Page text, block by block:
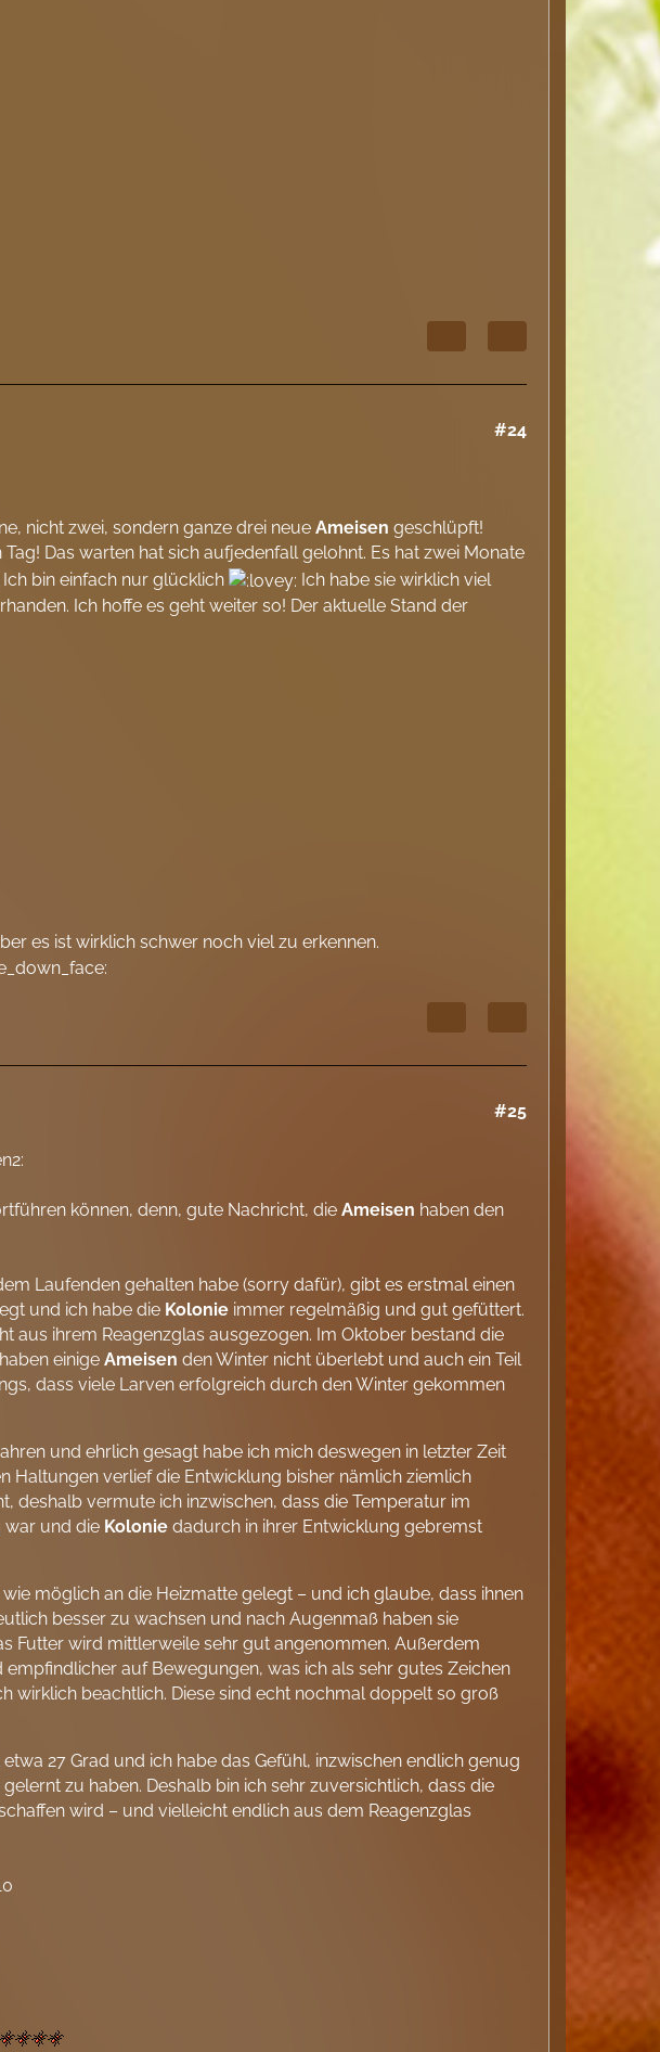
#24
nicht zwei, sondern ganze drei neueAmeisen geschlüpft!
Das warten hat sich aufjedenfall gelohnt. Es hat zwei Monate
bin einfach nur glücklich
Ich habe sie wirklich viel
Ich hoffe es geht weiter so! Der aktuelle Stand der
es ist wirklich schwer noch viel zu erkennen.
#25
können, denn, gute Nachricht, dieAmeisen haben den
Laufenden gehalten habe (sorry dafür), gibt es erstmal einen
und ich habe die Kolonie immer regelmäßig und gut gefüttert.
aus ihrem Reagenzglas ausgezogen. Im Oktober bestand die
einigeAmeisen den Winter nicht überlebt und auch ein Teil
dass viele Larven erfolgreich durch den Winter gekommen
und ehrlich gesagt habe ich mich deswegen in letzter Zeit
Haltungen verlief die Entwicklung bisher nämlich ziemlich
deshalb vermute ich inzwischen, dass die Temperatur im
war und die Kolonie dadurch in ihrer Entwicklung gebremst
möglich an die Heizmatte gelegt – und ich glaube, dass ihnen
besser zu wachsen und nach Augenmaß haben sie
Futter wird mittlerweile sehr gut angenommen. Außerdem
empfindlicher auf Bewegungen, was ich als sehr gutes Zeichen
wirklich beachtlich. Diese sind echt nochmal doppelt so groß
27 Grad und ich habe das Gefühl, inzwischen endlich genug
zu haben. Deshalb bin ich sehr zuversichtlich, dass die
wird – und vielleicht endlich aus dem Reagenzglas